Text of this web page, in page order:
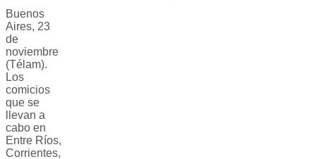
Buenos
Aires, 23
de
noviembre
(Télam).
Los
comicios
que se
llevan a
cabo en
Entre Ríos,
Corrientes,